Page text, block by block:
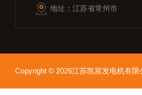
地址：江苏省常州市
Copyright © 2026江苏凯宸发电机有